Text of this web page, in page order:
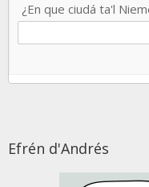
¿En que ciudá ta'l
Efrén d'Andrés